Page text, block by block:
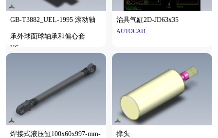
GB-T3882_UEL-1995 滚动轴
承外球面球轴承和偏心套
UG
治具气缸2D-JD63x35
AUTOCAD
焊接式液压缸100x60x997-mm- 撑头